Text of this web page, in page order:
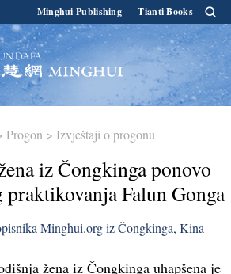
Minghui Publishing Tianti Books
Progon > Izvještaji o progonu
iz Čongkinga ponovo
praktikovanja Falun Gonga
Minghui.org iz Čongkinga, Kina
žena iz Čongkinga uhapšena je